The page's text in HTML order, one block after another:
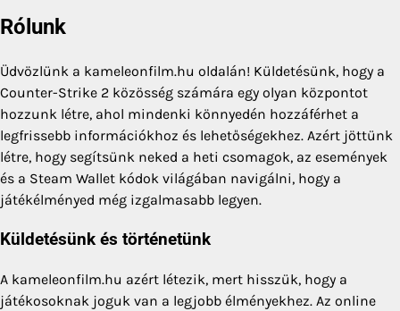
Rólunk
Üdvözlünk a kameleonfilm.hu oldalán! Küldetésünk, hogy a
Counter-Strike 2 közösség számára egy olyan központot
hozzunk létre, ahol mindenki könnyedén hozzáférhet a
legfrissebb információkhoz és lehetőségekhez. Azért jöttünk
létre, hogy segítsünk neked a heti csomagok, az események
és a Steam Wallet kódok világában navigálni, hogy a
játékélményed még izgalmasabb legyen.
Küldetésünk és történetünk
A kameleonfilm.hu azért létezik, mert hisszük, hogy a
játékosoknak joguk van a legjobb élményekhez. Az online